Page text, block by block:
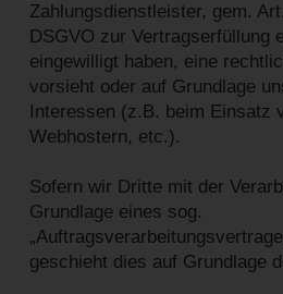
Zahlungsdienstleister, gem.
DSGVO zur Vertragserfüllung
eingewilligt haben, eine
vorsieht oder auf Grundlage
Interessen (z.B. beim Einsatz
Webhostern, etc.).
Sofern wir Dritte mit der
Grundlage eines sog.
geschieht dies auf Grundlage